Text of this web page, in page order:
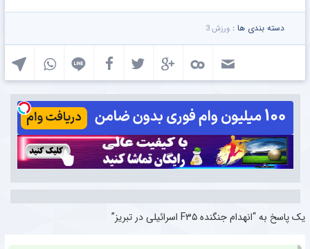
دسته بندی ها : ورزش 3
یک پاسخ به “انهدام جنگنده F۳۵ اسرائیلی ‌در تبریز”